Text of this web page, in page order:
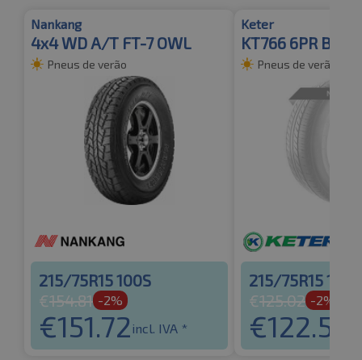
Nankang
4x4 WD A/T FT-7 OWL
Pneus de verão
215/75R15 100S
€154.81 -2%
€151.72 incl. IVA *
Keter
KT766 6PR BSW
Pneus de verão
215/75R15 100S
€125.02 -2%
€122.52